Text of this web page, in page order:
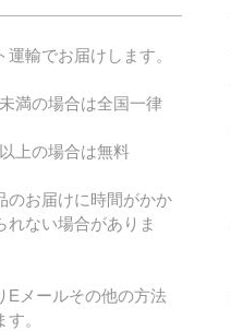
輸でお届けします。
満の場合は全国一律
上の場合は無料
お届けに時間がかか
れない場合がありま
メールその他の方法
。